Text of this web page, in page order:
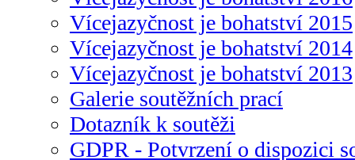
Vícejazyčnost je bohatství 2015
Vícejazyčnost je bohatství 2014
Vícejazyčnost je bohatství 2013
Galerie soutěžních prací
Dotazník k soutěži
GDPR - Potvrzení o dispozici